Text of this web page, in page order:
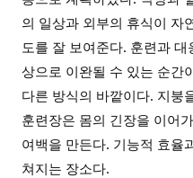
의 일상과 외부의 휴식이 자
도를 잘 보여준다. 훈련과
상으로 이완될 수 있는 순간
다른 방식의 바깥이다. 지붕
훈련장은 몸의 긴장을 이어
여백을 만든다. 기능적 효율
쳐지는 장소다.